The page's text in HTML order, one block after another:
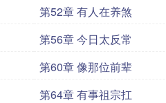
第52章 有人在养煞
第56章 今日太反常
第60章 像那位前辈
第64章 有事祖宗扛